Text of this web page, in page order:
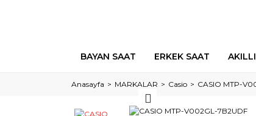
BAYAN SAAT ERKEK SAAT
Anasayfa MARKALAR Casio CASIO MTP-